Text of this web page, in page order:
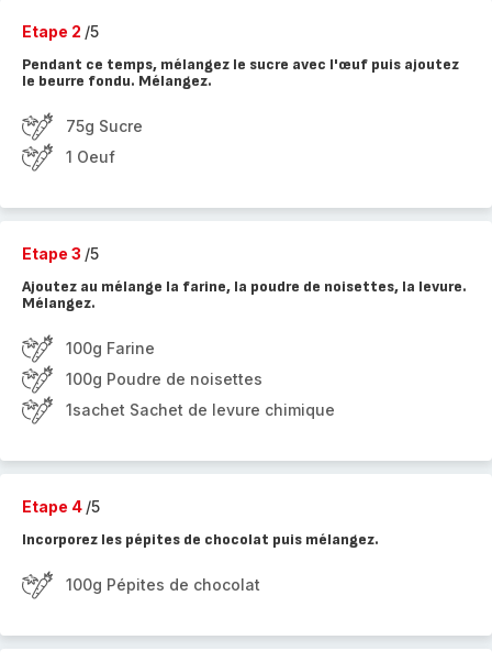
Etape 2 /5
Pendant ce temps, mélangez le sucre avec l'œuf puis ajoutez
le beurre fondu. Mélangez.
75g Sucre
1 Oeuf
Etape 3 /5
Ajoutez au mélange la farine, la poudre de noisettes, la levure.
Mélangez.
100g Farine
100g Poudre de noisettes
1sachet Sachet de levure chimique
Etape 4 /5
Incorporez les pépites de chocolat puis mélangez.
100g Pépites de chocolat